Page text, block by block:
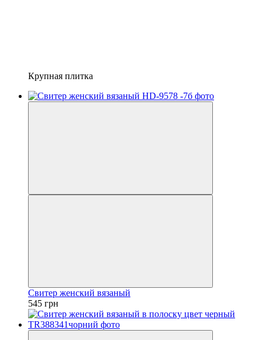
Крупная плитка
Свитер женский вязаный
545 грн